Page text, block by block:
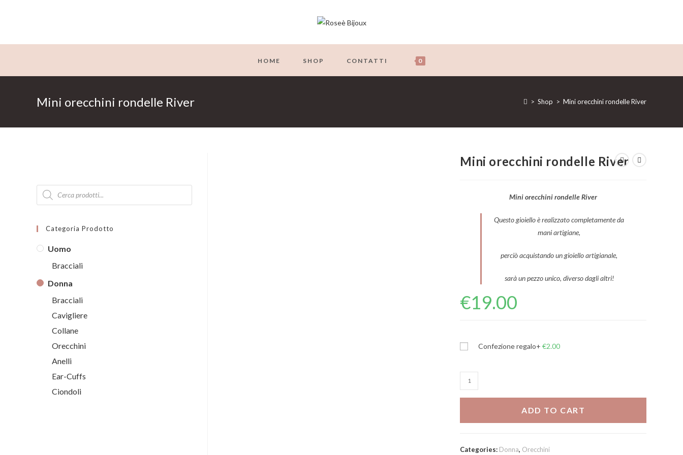
HOME SHOP CONTATTI 0
Mini orecchini rondelle River > Shop > Mini orecchini rondelle River
Mini orecchini rondelle River
Mini orecchini rondelle River
Questo gioiello è realizzato completamente da
mani artigiane,
perciò acquistando un gioiello artigianale,
sarà un pezzo unico, diverso dagli altri!
€19.00
Confezione regalo+ €2.00
Mini
orecchini
ADD TO CART
Categories: Donna, Orecchini
Products
search
Categoria Prodotto
Uomo
Bracciali
Donna
Bracciali
Cavigliere
Collane
Orecchini
Anelli
Ear-Cuffs
Ciondoli